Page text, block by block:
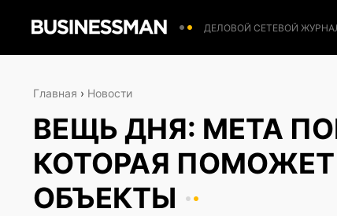
ДЕЛОВОЙ СЕТЕВОЙ
Главная › Новости
ВЕЩЬ ДНЯ: META
КОТОРАЯ ПОМОЖЕТ
ОБЪЕКТЫ